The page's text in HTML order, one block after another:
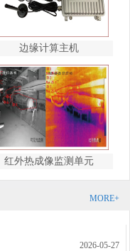
边缘计算主机
红外热成像监测单元
MORE+
2026-05-27